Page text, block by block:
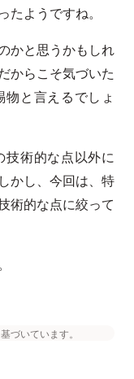
ようですね。
かと思うかもしれ
からこそ気づいた
と言えるでしょ
技術的な点以外に
かし、今回は、特
術的な点に絞って
づいています。